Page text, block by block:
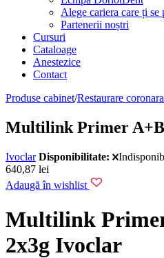
Alege cariera care ți se
Partenerii noștri
Cursuri
Cataloage
Anestezice
Contact
Produse cabinet/Restaurare coronara
Multilink Primer
Ivoclar Disponibilitate:
640,87 lei
Adaugă în wishlist
Multilink
2x3g Ivoclar